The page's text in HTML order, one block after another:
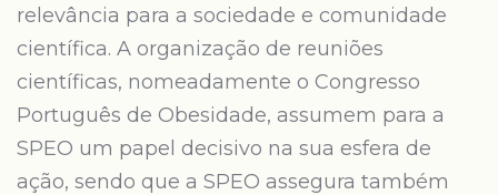
relevância para a sociedade e comunidade
científica. A organização de reuniões
científicas, nomeadamente o Congresso
Português de Obesidade, assumem para a
SPEO um papel decisivo na sua esfera de
ação, sendo que a SPEO assegura também